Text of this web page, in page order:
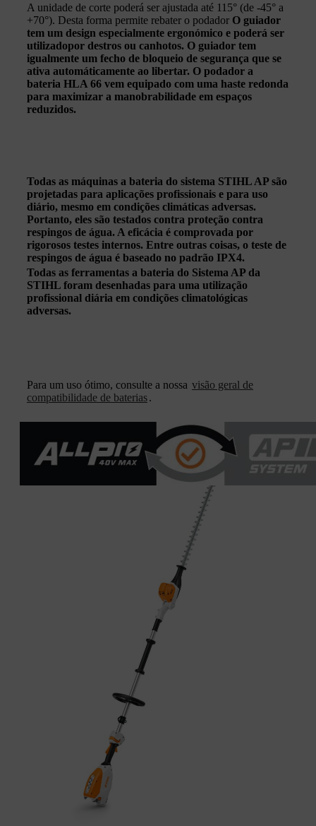
A unidade de corte poderá ser ajustada até 115° (de -45° a
+70°). Desta forma permite rebater o podador O guiador
tem um design especialmente ergonómico e poderá ser
utilizadopor destros ou canhotos. O guiador tem
igualmente um fecho de bloqueio de segurança que se
ativa automáticamente ao libertar. O podador a
bateria HLA 66 vem equipado com uma haste redonda
para maximizar a manobrabilidade em espaços
reduzidos.
Todas as máquinas a bateria do sistema STIHL AP são
projetadas para aplicações profissionais e para uso
diário, mesmo em condições climáticas adversas.
Portanto, eles são testados contra proteção contra
respingos de água. A eficácia é comprovada por
rigorosos testes internos. Entre outras coisas, o teste de
respingos de água é baseado no padrão IPX4.
Todas as ferramentas a bateria do Sistema AP da
STIHL foram desenhadas para uma utilização
profissional diária em condições climatológicas
adversas.
Para um uso ótimo, consulte a nossa visão geral de
compatibilidade de baterias.